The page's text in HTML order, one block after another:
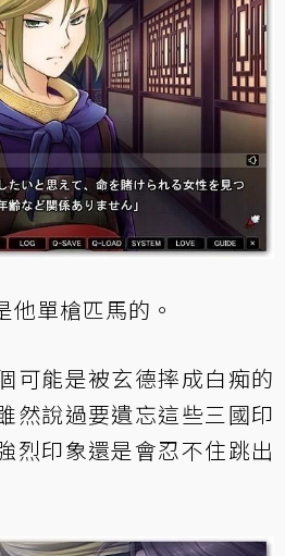
他單槍匹馬的。
可能是被玄德摔成白痴的
然說過要遺忘這些三國印
烈印象還是會忍不住跳出